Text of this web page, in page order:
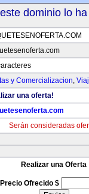
dominio lo
y Comercializacion,
una oferta!
Serán consideradas
Realizar una Oferta
Precio Ofrecido $